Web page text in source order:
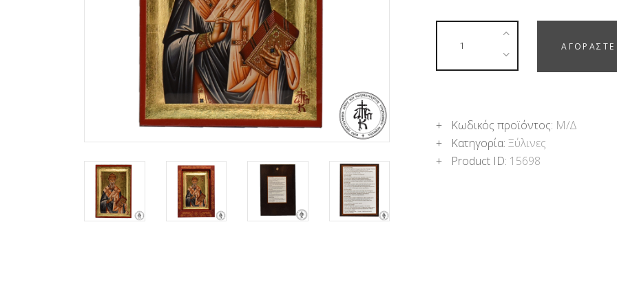
Κωδικός προϊόντος: Μ/Δ
Κατηγορία:Ξύλινες
Product ID: 15698